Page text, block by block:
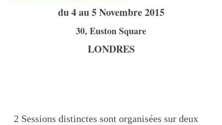
du 4 au 5 Novembre 2015
30, Euston Square
LONDRES
2 Sessions distinctes sont organisées sur deux